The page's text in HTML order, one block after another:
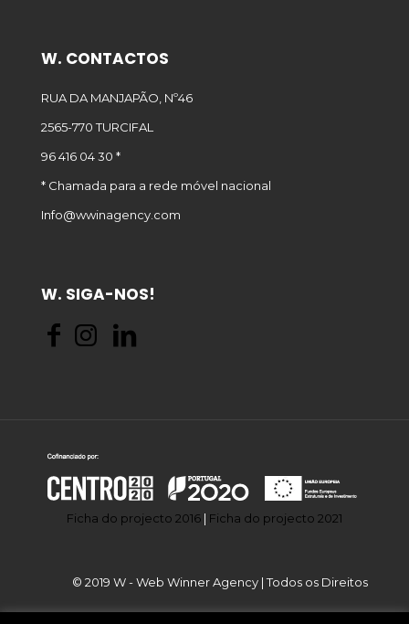
W. CONTACTOS
RUA DA MANJAPÃO, Nº46
2565-770 TURCIFAL
96 416 04 30 *
* Chamada para a rede móvel nacional
Info@wwinagency.com
W. SIGA-NOS!
Ficha do projecto 2016 | Ficha do projecto 2021
© 2019 W - Web Winner Agency | Todos os Direitos